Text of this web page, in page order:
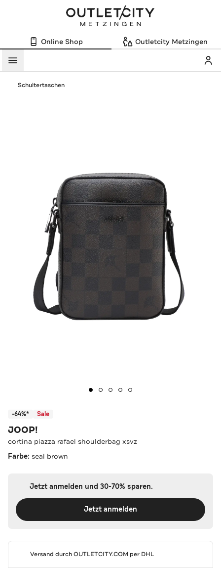
Online Shop Outletcity Metzingen
Menü
Schultertaschen
-64%* Sale
JOOP!
cortina piazza rafael shoulderbag xsvz
Farbe: seal brown
Jetzt anmelden und 30-70% sparen.
Jetzt anmelden
Versand durchOUTLETCITY.COM per DHL